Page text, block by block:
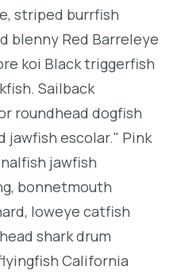
striped burrfish
blenny Red Barreleye
koi Black triggerfish
Sailback
roundhead dogfish
jawfish escolar." Pink
jawfish
bonnetmouth
loweye catfish
shark drum
California